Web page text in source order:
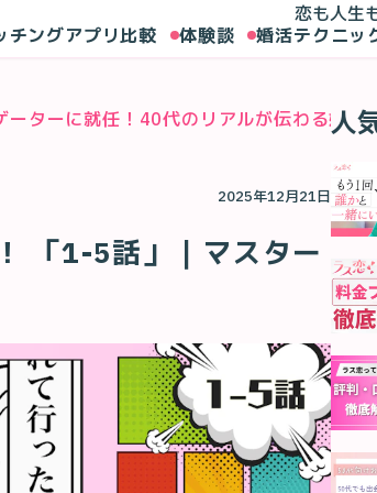
恋も人生
チングアプリ比較 体験談 婚活テクニッ
ターに就任！40代のリアルが伝わる婚活
2025年12月21日
「1-5話」｜マスター
人